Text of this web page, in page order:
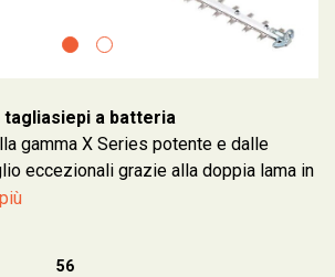
tagliasiepi a batteria
gamma X Series potente e dalle
eccezionali grazie alla doppia lama in
56